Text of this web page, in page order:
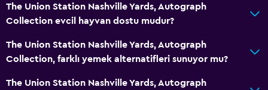
İş merkezi
Kişisel hizmet
Toplantı/Resmi Yemek
Tesis bünyesinde küçük market
The Union Station Nashville Yards, Autograph
Collection evcil hayvan dostu mudur?
The Union Station Nashville Yards, Autograph
Collection, farklı yemek alternatifleri sunuyor mu?
The Union Station Nashville Yards, Autograph